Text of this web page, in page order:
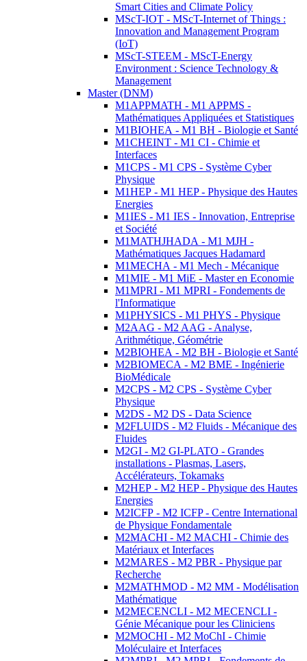
Smart Cities and Climate Policy
MScT-IOT - MScT-Internet of Things :
Innovation and Management Program
(IoT)
MScT-STEEM - MScT-Energy
Environment : Science Technology &
Management
Master (DNM)
M1APPMATH - M1 APPMS -
Mathématiques Appliquées et Statistiques
M1BIOHEA - M1 BH - Biologie et Santé
M1CHEINT - M1 CI - Chimie et
Interfaces
M1CPS - M1 CPS - Système Cyber
Physique
M1HEP - M1 HEP - Physique des Hautes
Energies
M1IES - M1 IES - Innovation, Entreprise
et Société
M1MATHJHADA - M1 MJH -
Mathématiques Jacques Hadamard
M1MECHA - M1 Mech - Mécanique
M1MIE - M1 MiE - Master en Economie
M1MPRI - M1 MPRI - Fondements de
l'Informatique
M1PHYSICS - M1 PHYS - Physique
M2AAG - M2 AAG - Analyse,
Arithmétique, Géométrie
M2BIOHEA - M2 BH - Biologie et Santé
M2BIOMECA - M2 BME - Ingénierie
BioMédicale
M2CPS - M2 CPS - Système Cyber
Physique
M2DS - M2 DS - Data Science
M2FLUIDS - M2 Fluids - Mécanique des
Fluides
M2GI - M2 GI-PLATO - Grandes
installations - Plasmas, Lasers,
Accélérateurs, Tokamaks
M2HEP - M2 HEP - Physique des Hautes
Energies
M2ICFP - M2 ICFP - Centre International
de Physique Fondamentale
M2MACHI - M2 MACHI - Chimie des
Matériaux et Interfaces
M2MARES - M2 PBR - Physique par
Recherche
M2MATHMOD - M2 MM - Modélisation
Mathématique
M2MECENCLI - M2 MECENCLI -
Génie Mécanique pour les Cliniciens
M2MOCHI - M2 MoChI - Chimie
Moléculaire et Interfaces